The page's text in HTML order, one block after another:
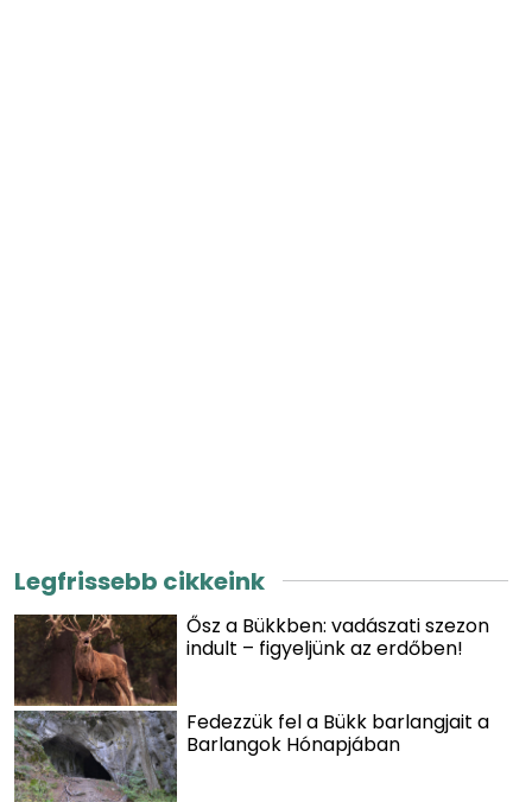
Legfrissebb cikkeink
Ősz a Bükkben: vadászati szezon
indult – figyeljünk az erdőben!
Fedezzük fel a Bükk barlangjait a
Barlangok Hónapjában